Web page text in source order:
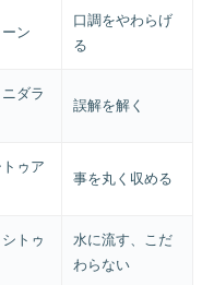
ン
口調をやわらげ
る
ダラ
誤解を解く
ゥア
事を丸く収める
トゥ
水に流す、こだ
わらない